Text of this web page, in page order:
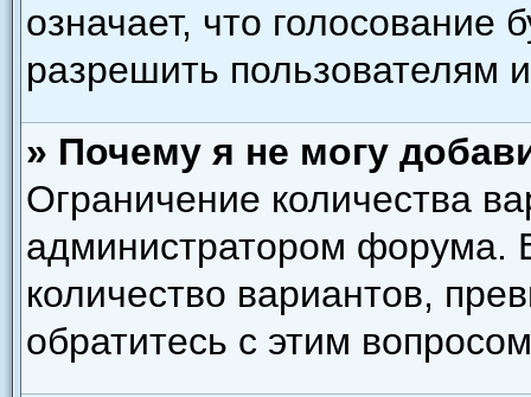
означает, что голосование
разрешить пользователям
» Почему я не могу
Ограничение количества
администратором форума.
количество вариантов,
обратитесь с этим